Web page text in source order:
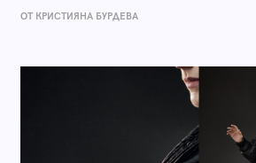
ОТ КРИСТИЯНА БУРДЕВА